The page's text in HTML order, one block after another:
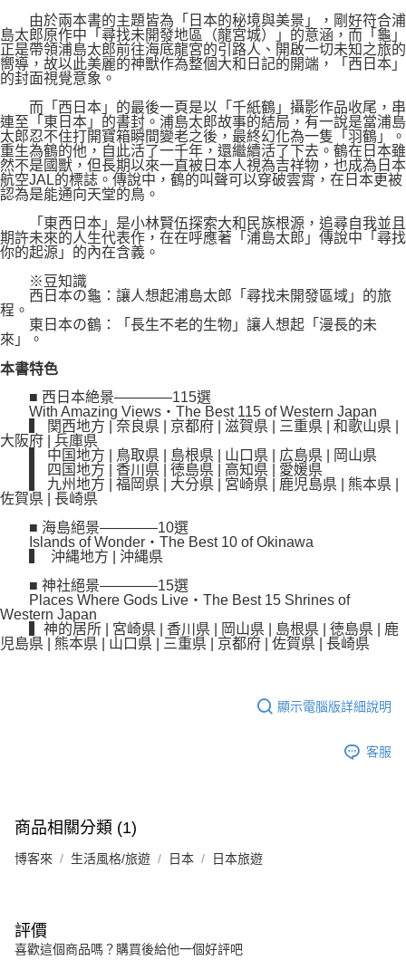
由於兩本書的主題皆為「日本的秘境與美景」，剛好符合浦
島太郎原作中「尋找未開發地區（龍宮城）」的意涵，而「龜」
正是帶領浦島太郎前往海底龍宮的引路人、開啟一切未知之旅的
嚮導，故以此美麗的神獸作為整個大和日記的開端，「西日本」
的封面視覺意象。
而「西日本」的最後一頁是以「千紙鶴」攝影作品收尾，串
連至「東日本」的書封。浦島太郎故事的結局，有一說是當浦島
太郎忍不住打開寶箱瞬間變老之後，最終幻化為一隻「羽鶴」。
重生為鶴的他，自此活了一千年，還繼續活了下去。鶴在日本雖
然不是國獸，但長期以來一直被日本人視為吉祥物，也成為日本
航空JAL的標誌。傳說中，鶴的叫聲可以穿破雲霄，在日本更被
認為是能通向天堂的鳥。
「東西日本」是小林賢伍探索大和民族根源，追尋自我並且
期許未來的人生代表作，在在呼應著「浦島太郎」傳說中「尋找
你的起源」的內在含義。
※豆知識
西日本の龜：讓人想起浦島太郎「尋找未開發區域」的旅
程。
東日本の鶴：「長生不老的生物」讓人想起「漫長的未
來」。
本書特色
■ 西日本絶景————115選
With Amazing Views・The Best 115 of Western Japan
▍ 関西地方 | 奈良県 | 京都府 | 滋賀県 | 三重県 | 和歌山県 |
大阪府 | 兵庫県
▍ 中国地方 | 鳥取県 | 島根県 | 山口県 | 広島県 | 岡山県
▍ 四国地方 | 香川県 | 徳島県 | 高知県 | 愛媛県
▍ 九州地方 | 福岡県 | 大分県 | 宮崎県 | 鹿児島県 | 熊本県 |
佐賀県 | 長崎県
■ 海島絕景————10選
Islands of Wonder・The Best 10 of Okinawa
▍ 沖縄地方 | 沖縄県
■ 神社絕景————15選
Places Where Gods Live・The Best 15 Shrines of
Western Japan
▍神的居所 | 宮崎県 | 香川県 | 岡山県 | 島根県 | 徳島県 | 鹿
児島県 | 熊本県 | 山口県 | 三重県 | 京都府 | 佐賀県 | 長崎県
顯示電腦版詳細說明
客服
商品相關分類 (1)
博客來 生活風格/旅遊 日本 日本旅遊
評價
喜歡這個商品嗎？購買後給他一個好評吧